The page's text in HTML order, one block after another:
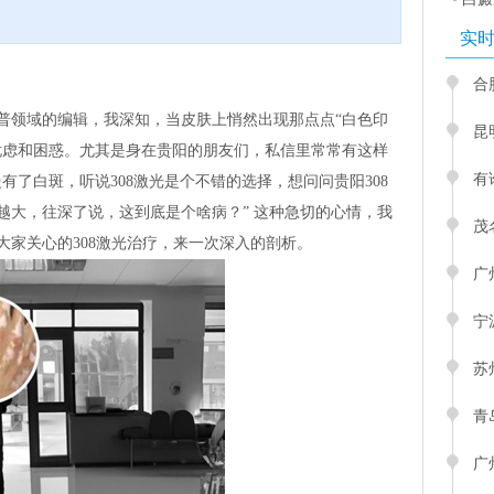
领域的编辑，我深知，当皮肤上悄然出现那点点“白色印
和困惑。尤其是身在贵阳的朋友们，私信里常常有这样
了白斑，听说308激光是个不错的选择，想问问贵阳308
大，往深了说，这到底是个啥病？” 这种急切的心情，我
关心的308激光治疗，来一次深入的剖析。
实
合
昆
有
茂
广
宁
苏
青
广